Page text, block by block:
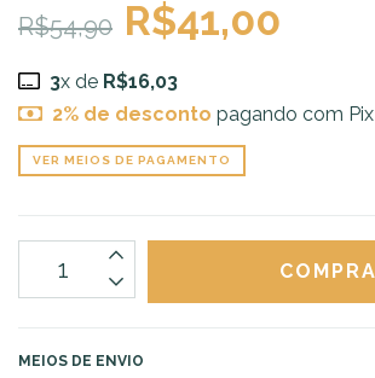
R$54,90 R$41,00
3x de R$16,03
2% de desconto pagando com Pix
VER MEIOS DE PAGAMENTO
MEIOS DE ENVIO